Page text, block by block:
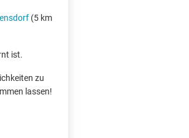
(5 km
ist.
zu
lassen!